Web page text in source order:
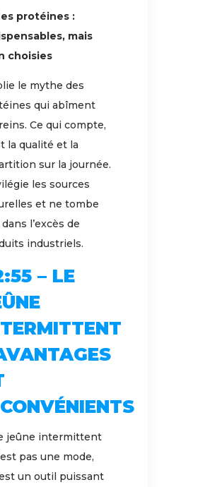
protéines :
mais
choisies
le mythe des
qui abîment
Ce qui compte,
la qualité et la
sur la journée.
les sources
et ne tombe
l’excès de
industriels.
– LE
jeûne intermittent
pas une mode,
un outil puissant